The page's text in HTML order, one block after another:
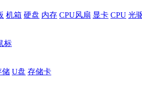
机箱 硬盘 内存 CPU风扇 显卡 CPU 光
标
储 U盘 存储卡